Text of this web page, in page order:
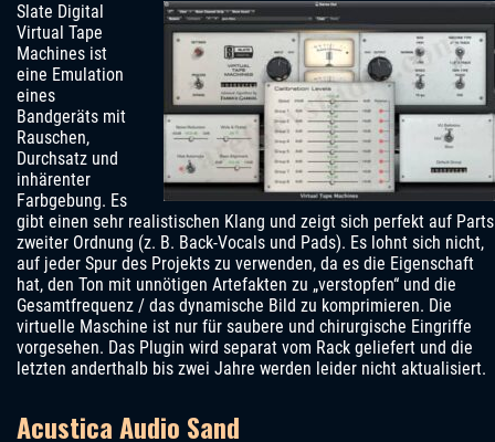
Slate Digital
Virtual Tape
Machines ist
eine Emulation
eines
Bandgeräts mit
Rauschen,
Durchsatz und
inhärenter
Farbgebung. Es
gibt einen sehr realistischen Klang und zeigt sich perfekt auf Parts
zweiter Ordnung (z. B. Back-Vocals und Pads). Es lohnt sich nicht,
auf jeder Spur des Projekts zu verwenden, da es die Eigenschaft
hat, den Ton mit unnötigen Artefakten zu „verstopfen“ und die
Gesamtfrequenz / das dynamische Bild zu komprimieren. Die
virtuelle Maschine ist nur für saubere und chirurgische Eingriffe
vorgesehen. Das Plugin wird separat vom Rack geliefert und die
letzten anderthalb bis zwei Jahre werden leider nicht aktualisiert.
Acustica Audio Sand